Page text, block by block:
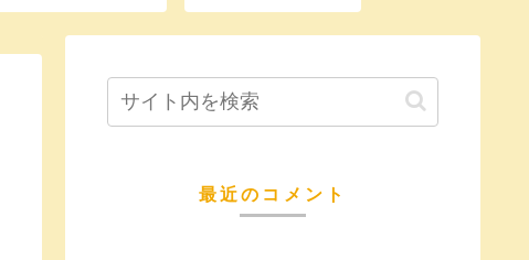
最近のコメント